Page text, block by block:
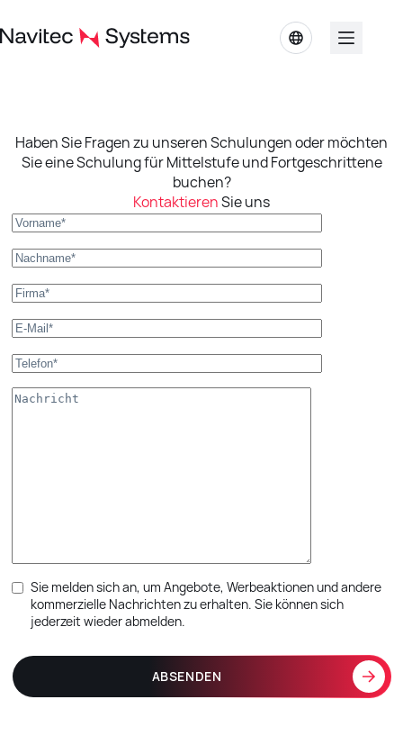
Inhalt
springen
Haben Sie Fragen zu unseren Schulungen oder möchten
Sie eine Schulung für Mittelstufe und Fortgeschrittene
buchen?
KontaktierenSie uns
Sie melden sich an, um Angebote, Werbeaktionen und andere
kommerzielle Nachrichten zu erhalten. Sie können sich
jederzeit wieder abmelden.